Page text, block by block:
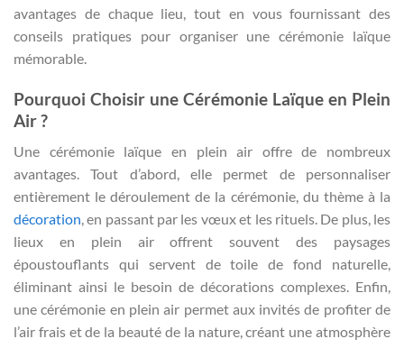
avantages de chaque lieu, tout en vous fournissant des
conseils pratiques pour organiser une cérémonie laïque
mémorable.
Pourquoi Choisir une Cérémonie Laïque en Plein
Air ?
Une cérémonie laïque en plein air offre de nombreux
avantages. Tout d’abord, elle permet de personnaliser
entièrement le déroulement de la cérémonie, du thème à la
décoration, en passant par les vœux et les rituels. De plus, les
lieux en plein air offrent souvent des paysages
époustouflants qui servent de toile de fond naturelle,
éliminant ainsi le besoin de décorations complexes. Enfin,
une cérémonie en plein air permet aux invités de profiter de
l’air frais et de la beauté de la nature, créant une atmosphère